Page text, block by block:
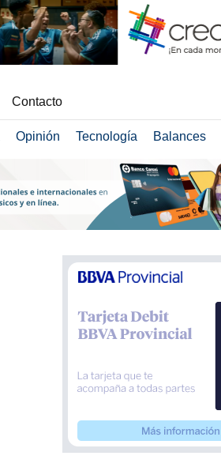
Contacto
Opinión Tecnología Balances